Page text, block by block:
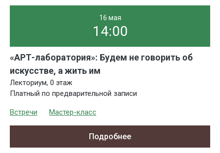
16 мая
14:00
«АРТ-лаборатория»: Будем не говорить об
искусстве, а жить им
Лекториум, 0 этаж
Платный по предварительной записи
Встречи Мастер-класс
Подробнее